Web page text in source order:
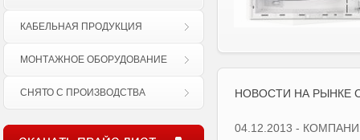
КАБЕЛЬНАЯ ПРОДУКЦИЯ
МОНТАЖНОЕ ОБОРУДОВАНИЕ
СНЯТО С ПРОИЗВОДСТВА НОВОСТИ НА РЫНКЕ
04.12.2013 -